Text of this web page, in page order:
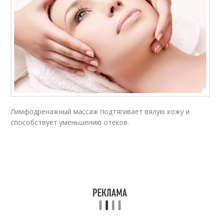
Лимфодренажный массаж подтягивает вялую кожу и
способствует уменьшению отеков.